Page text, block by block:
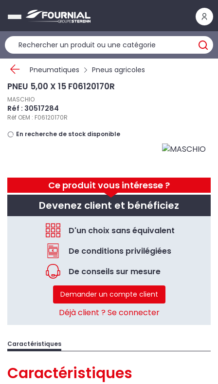
Pneumatiques Pneus agricoles
Ce produit vous intéresse ?
Devenez client et bénéficiez
D'un choix sans équivalent
De conditions privilégiées
De conseils sur mesure
Demander un compte client
Déjà client ? Se connecter
PNEU 5,00 X 15 F06120170R
MASCHIO
Réf : 30517284
Réf OEM : F06120170R
En recherche de stock disponible
Caractéristiques
Caractéristiques